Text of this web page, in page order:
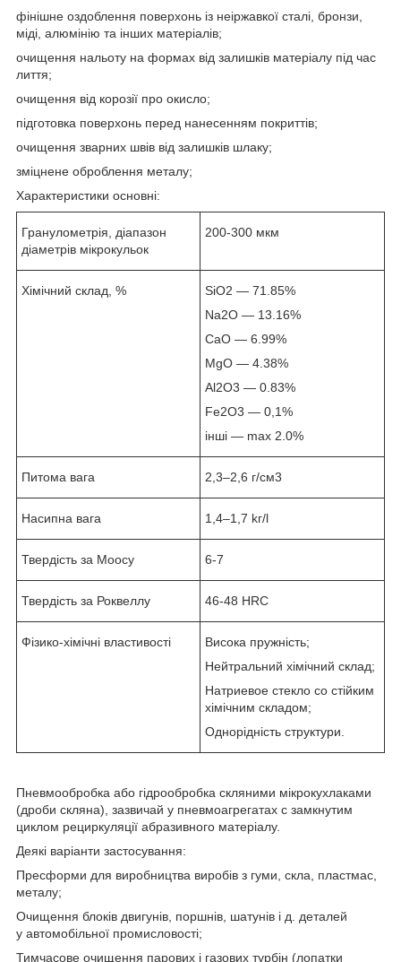
фінішне оздоблення поверхонь із неіржавкої сталі, бронзи,
міді, алюмінію та інших матеріалів;
очищення нальоту на формах від залишків матеріалу під час
лиття;
очищення від корозії про окисло;
підготовка поверхонь перед нанесенням покриттів;
очищення зварних швів від залишків шлаку;
зміцнене оброблення металу;
Характеристики основні:
Гранулометрія, діапазон
діаметрів мікрокульок
200-300 мкм
Хімічний склад, %
SiO2 — 71.85%
Na2O — 13.16%
CaO — 6.99%
MgO — 4.38%
Al2O3 — 0.83%
Fe2O3 — 0,1%
інші — max 2.0%
Питома вага 2,3–2,6 г/cм3
Насипна вага 1,4–1,7 kг/l
Твердість за Моосу 6-7
Твердість за Роквеллу 46-48 HRC
Фізико-хімічні властивості
Висока пружність;
Нейтральний хімічний склад;
Натриевое стекло со стійким
хімічним складом;
Однорідність структури.
Пневмообробка або гідрообробка скляними мікрокухлаками
(дроби скляна), зазвичай у пневмоагрегатах с замкнутим
циклом рециркуляції абразивного матеріалу.
Деякі варіанти застосування:
Пресформи для виробництва виробів з гуми, скла, пластмас,
металу;
Очищення блоків двигунів, поршнів, шатунів і д. деталей
у автомобільної промисловості;
Тимчасове очищення парових і газових турбін (лопатки